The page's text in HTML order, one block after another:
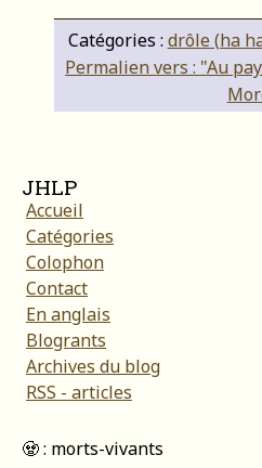
Catégories : drôle (ha
Permalien vers : "Au
JHLP
Accueil
Catégories
Colophon
Contact
En anglais
Blogrants
Archives du blog
RSS - articles
🧟 : morts-vivants